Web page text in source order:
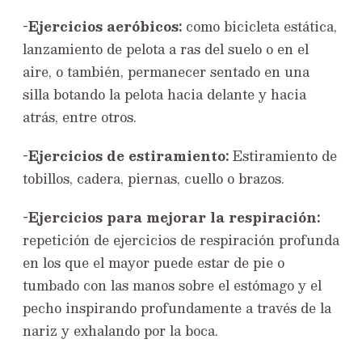
-Ejercicios aeróbicos: como bicicleta estática,
lanzamiento de pelota a ras del suelo o en el
aire, o también, permanecer sentado en una
silla botando la pelota hacia delante y hacia
atrás, entre otros.
-Ejercicios de estiramiento:Estiramiento de
tobillos, cadera, piernas, cuello o brazos.
-Ejercicios para mejorar la respiración:
repetición de ejercicios de respiración profunda
en los que el mayor puede estar de pie o
tumbado con las manos sobre el estómago y el
pecho inspirando profundamente a través de la
nariz y exhalando por la boca.